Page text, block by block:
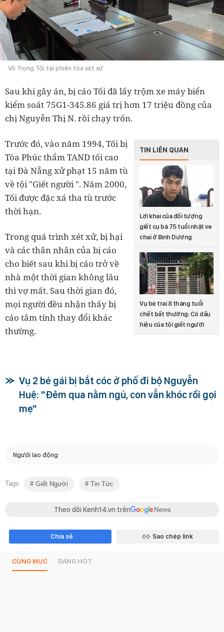
Võ Trọng Tối tại phiên tòa xét xử
Sau khi gây án, bị cáo Tối đã lấy trộm xe máy biển
kiểm soát 75G1-345.86 giá trị hơn 17 triệu đồng của
chị Nguyễn Thị N. rồi chạy trốn.
TIN LIÊN QUAN
Lời khai của đối tượng
giết cụ bà 75 tuổi nhặt ve
chai ở Bình Dương
Vụ bé trai 8 tháng tuổi
chết bất thường: Có dấu
hiệu của tội giết người
Trước đó, vào năm 1994, Tối bị
Tòa Phúc thẩm TAND tối cao
tại Đà Nẵng xử phạt 15 năm tù
về tội "Giết người ". Năm 2000,
Tối được đặc xá tha tù trước
thời hạn.
Trong quá trình xét xử, bị hại
và các thân nhân của bị cáo
cho biết sau khi bị cáo trở về
nhà một thời gian không lâu
thì vợ mất. Sau thời gian đó,
mọi người đều nhận thấy bị
cáo tâm tính thay đổi khác
thường.
Vụ 2 bé gái bị bắt cóc ở phố đi bộ Nguyễn
Huệ: "Đêm qua nằm ngủ, con vẫn khóc rồi gọi
mẹ"
Người lao động
Tags Giết Người Tin Tức
Theo dõi Kenh14.vn trên
Chia sẻ Sao chép link
CÙNG MỤC ĐANG HOT